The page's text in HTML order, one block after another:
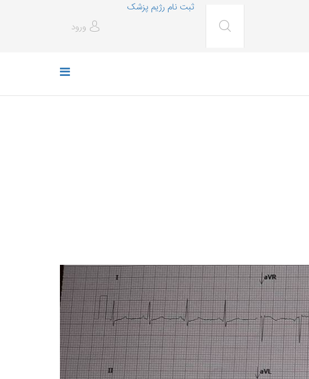
ثبت نام رژیم پزشک
ورود